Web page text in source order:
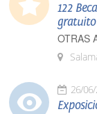
122
gratuito
OTRAS
26/